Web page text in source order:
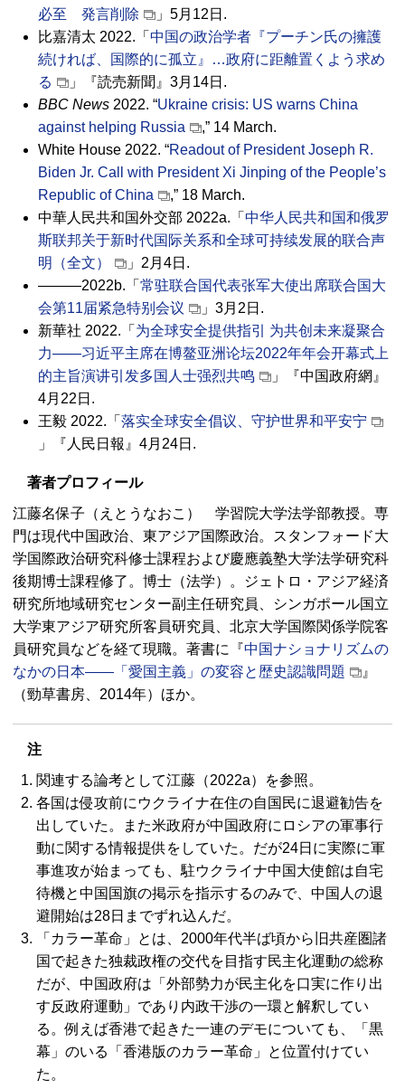
必至 発言削除
」5月12日.
比嘉清太 2022.「 中国の政治学者『プーチン氏の擁護
続ければ、国際的に孤立』…政府に距離置くよう求め
る
」『読売新聞』3月14日.
BBC News 2022. “Ukraine crisis: US warns China
against helping Russia
,” 14 March.
White House 2022. “Readout of President Joseph R.
Biden Jr. Call with President Xi Jinping of the People’s
Republic of China
,” 18 March.
中華人民共和国外交部 2022a.「 中华人民共和国和俄罗
斯联邦关于新时代国际关系和全球可持续发展的联合声
明（全文）
」2月4日.
―――2022b.「 常驻联合国代表张军大使出席联合国大
会第11届紧急特别会议
」3月2日.
新華社 2022.「 为全球安全提供指引 为共创未来凝聚合
力——习近平主席在博鳌亚洲论坛2022年年会开幕式上
的主旨演讲引发多国人士强烈共鸣
」『中国政府網』
4月22日.
王毅 2022.「 落实全球安全倡议、守护世界和平安宁
」『人民日報』4月24日.
著者プロフィール
江藤名保子（えとうなおこ） 学習院大学法学部教授。専
門は現代中国政治、東アジア国際政治。スタンフォード大
学国際政治研究科修士課程および慶應義塾大学法学研究科
後期博士課程修了。博士（法学）。ジェトロ・アジア経済
研究所地域研究センター副主任研究員、シンガポール国立
大学東アジア研究所客員研究員、北京大学国際関係学院客
員研究員などを経て現職。著書に『中国ナショナリズムの
なかの日本――「愛国主義」の変容と歴史認識問題
』
（勁草書房、2014年）ほか。
注
関連する論考として江藤（2022a）を参照。
各国は侵攻前にウクライナ在住の自国民に退避勧告を
出していた。また米政府が中国政府にロシアの軍事行
動に関する情報提供をしていた。だが24日に実際に軍
事進攻が始まっても、駐ウクライナ中国大使館は自宅
待機と中国国旗の掲示を指示するのみで、中国人の退
避開始は28日までずれ込んだ。
「カラー革命」とは、2000年代半ば頃から旧共産圏諸
国で起きた独裁政権の交代を目指す民主化運動の総称
だが、中国政府は「外部勢力が民主化を口実に作り出
す反政府運動」であり内政干渉の一環と解釈してい
る。例えば香港で起きた一連のデモについても、「黒
幕」のいる「香港版のカラー革命」と位置付けてい
た。